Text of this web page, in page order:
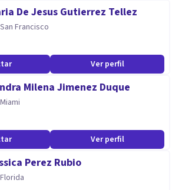
vitales pasadas han podido afectarnos
emocional y comportamental.
vertiente integrativa, considerando
conducta y fisiología del
combinar diferentes técnicas
la demanda.
De Jesus Gutierrez Tellez
San Francisco
Ver perfil
Milena Jimenez Duque
Miami
Ver perfil
Perez Rubio
Florida